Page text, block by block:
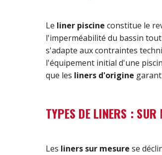
Le liner piscine constitue le
l'imperméabilité du bassin
s'adapte aux contraintes
l'équipement initial d'une
que les liners d'origine
TYPES DE LINERS : SUR
Les liners sur mesure se